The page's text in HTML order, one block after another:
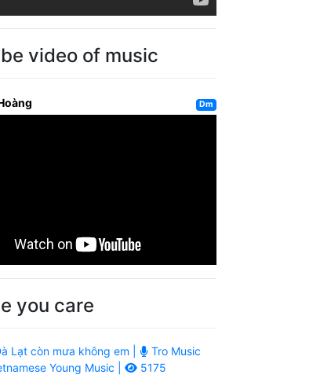
video of music
Dm
you care
Lạt còn mưa không em |
Tro Music
Young Music | 5175